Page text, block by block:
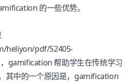
的一些优势。
heliyon/pdf/S2405-
gamification 帮助学生在传统学习
其中的一个原因是，gamification